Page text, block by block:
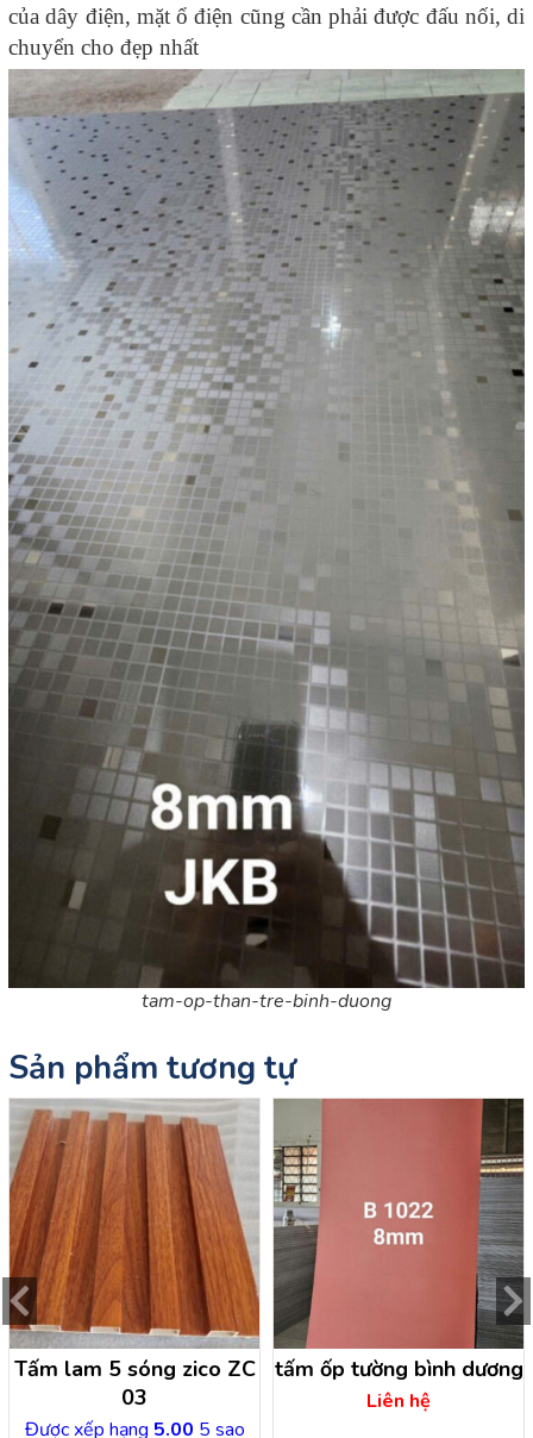
của dây điện, mặt ổ điện cũng cần phải được đấu nối, di
chuyển cho đẹp nhất
tam-op-than-tre-binh-duong
Sản phẩm tương tự
Tấm lam 5 sóng zico ZC
03
Được xếp hạng 5.00 5 sao
tấm ốp tường bình dương
Liên hệ